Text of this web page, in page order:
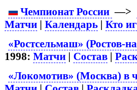
Чемпионат России —>
Матчи |Календарь |Кто
«Ростсельмаш» (Ростов-
1998:Матчи | Состав |
«Локомотив» (Москва) в